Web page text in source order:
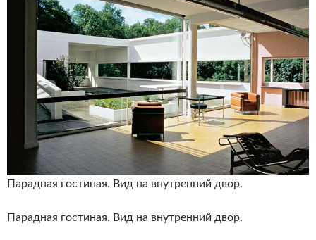
Парадная гостиная. Вид на внутренний двор.
Парадная гостиная. Вид на внутренний двор.